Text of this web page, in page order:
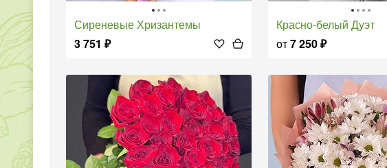
Сиреневые Хризантемы
3 751 ₽
Красно-белый Дуэт
от7 250₽